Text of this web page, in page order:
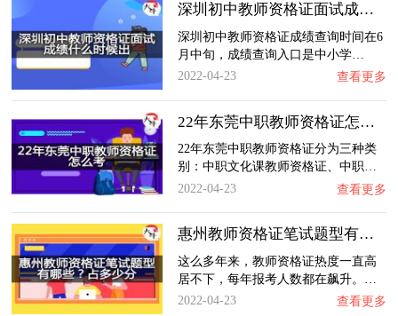
深圳初中教师资格证面试成绩什么时候出？
深圳初中教师资格证成绩查询时间在6
月中旬，成绩查询入口是中小学…
2022-04-23
查看更多
22年东莞中职教师资格证怎么考？
22年东莞中职教师资格证分为三种类
别：中职文化课教师资格证、中职…
2022-04-23
查看更多
惠州教师资格证笔试题型有哪些？占多少分？
这么多年来，教师资格证热度一直高
居不下，每年报考人数都在飙升。…
2022-04-23
查看更多